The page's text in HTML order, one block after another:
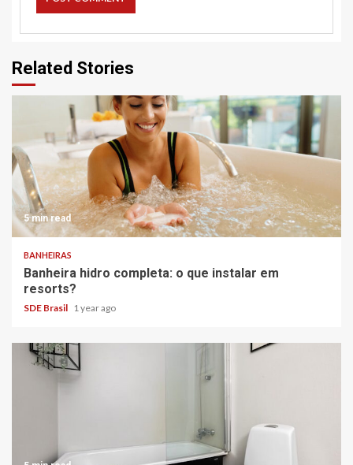
Related Stories
5 min read
BANHEIRAS
Banheira hidro completa: o que instalar em
resorts?
SDE Brasil 1 year ago